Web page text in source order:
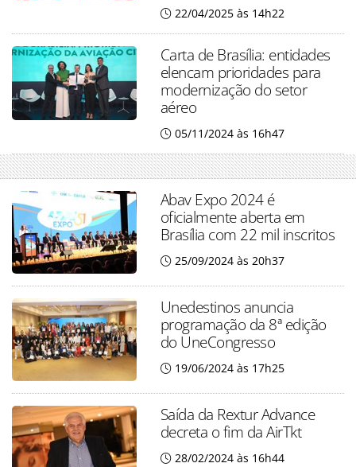
22/04/2025 às 14h22
Carta de Brasília: entidades
elencam prioridades para
modernização do setor
aéreo
05/11/2024 às 16h47
Abav Expo 2024 é
oficialmente aberta em
Brasília com 22 mil inscritos
25/09/2024 às 20h37
Unedestinos anuncia
programação da 8ª edição
do UneCongresso
19/06/2024 às 17h25
Saída da Rextur Advance
decreta o fim da AirTkt
28/02/2024 às 16h44